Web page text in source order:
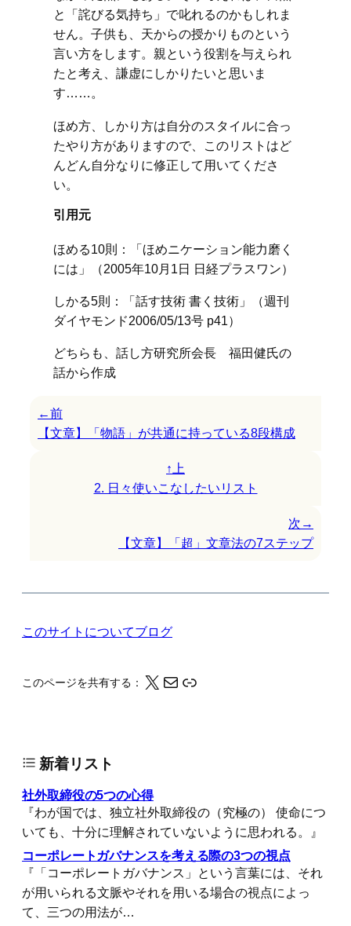
と「詫びる気持ち」で叱れるのかもしれま
せん。子供も、天からの授かりものという
言い方をします。親という役割を与えられ
たと考え、謙虚にしかりたいと思いま
す……。
ほめ方、しかり方は自分のスタイルに合っ
たやり方がありますので、このリストはど
んどん自分なりに修正して用いてくださ
い。
引用元
ほめる10則：「ほめニケーション能力磨く
には」（2005年10月1日 日経プラスワン）
しかる5則：「話す技術 書く技術」（週刊
ダイヤモンド2006/05/13号 p41）
どちらも、話し方研究所会長 福田健氏の
話から作成
←前
【文章】「物語」が共通に持っている8段構成
↑上
2. 日々使いこなしたいリスト
次→
【文章】「超」文章法の7ステップ
このサイトについてブログ
このページを共有する： X メール このページの情報をクリップボードにコピーする
新着リスト
社外取締役の5つの心得
『わが国では、独立社外取締役の（究極の） 使命につ
いても、十分に理解されていないように思われる。』
コーポレートガバナンスを考える際の3つの視点
『「コーポレートガバナンス」という言葉には、それ
が用いられる文脈やそれを用いる場合の視点によっ
て、三つの用法が…